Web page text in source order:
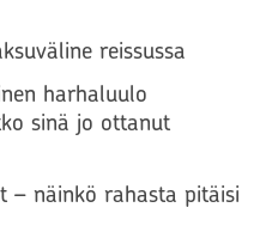
reissussa
harhaluulo
sinä jo ottanut
– näinkö rahasta pitäisi